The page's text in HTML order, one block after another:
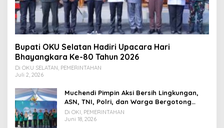
Bupati OKU Selatan Hadiri Upacara Hari
Bhayangkara Ke-80 Tahun 2026
Di OKU SELATAN, PEMERINTAHAN
Juli 2, 2026
Muchendi Pimpin Aksi Bersih Lingkungan,
ASN, TNI, Polri, dan Warga Bergotong
Royong
Di OKI, PEMERINTAHAN
Juni 18, 2026